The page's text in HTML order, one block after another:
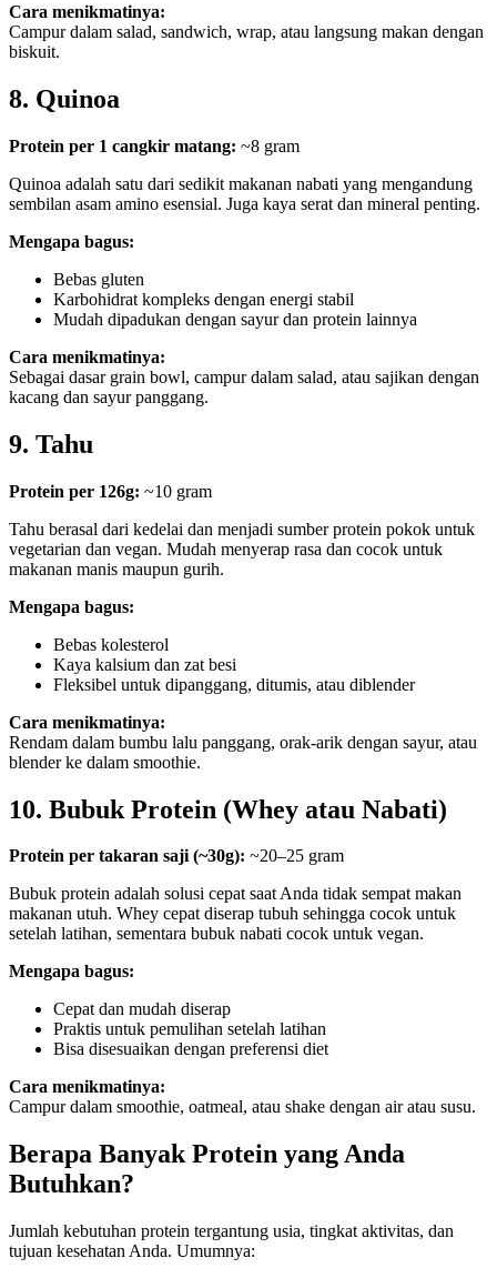
Cara menikmatinya:
Campur dalam salad, sandwich, wrap, atau langsung makan dengan
biskuit.
8. Quinoa
Protein per 1 cangkir matang: ~8 gram
Quinoa adalah satu dari sedikit makanan nabati yang mengandung
sembilan asam amino esensial. Juga kaya serat dan mineral penting.
Mengapa bagus:
Bebas gluten
Karbohidrat kompleks dengan energi stabil
Mudah dipadukan dengan sayur dan protein lainnya
Cara menikmatinya:
Sebagai dasar grain bowl, campur dalam salad, atau sajikan dengan
kacang dan sayur panggang.
9. Tahu
Protein per 126g: ~10 gram
Tahu berasal dari kedelai dan menjadi sumber protein pokok untuk
vegetarian dan vegan. Mudah menyerap rasa dan cocok untuk
makanan manis maupun gurih.
Mengapa bagus:
Bebas kolesterol
Kaya kalsium dan zat besi
Fleksibel untuk dipanggang, ditumis, atau diblender
Cara menikmatinya:
Rendam dalam bumbu lalu panggang, orak-arik dengan sayur, atau
blender ke dalam smoothie.
10. Bubuk Protein (Whey atau Nabati)
Protein per takaran saji (~30g): ~20–25 gram
Bubuk protein adalah solusi cepat saat Anda tidak sempat makan
makanan utuh. Whey cepat diserap tubuh sehingga cocok untuk
setelah latihan, sementara bubuk nabati cocok untuk vegan.
Mengapa bagus:
Cepat dan mudah diserap
Praktis untuk pemulihan setelah latihan
Bisa disesuaikan dengan preferensi diet
Cara menikmatinya:
Campur dalam smoothie, oatmeal, atau shake dengan air atau susu.
Berapa Banyak Protein yang Anda
Butuhkan?
Jumlah kebutuhan protein tergantung usia, tingkat aktivitas, dan
tujuan kesehatan Anda. Umumnya: